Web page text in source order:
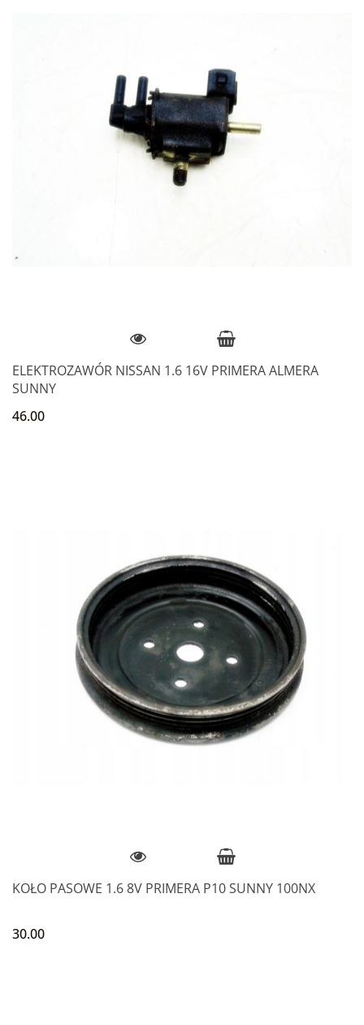
ELEKTROZAWÓR NISSAN 1.6 16V PRIMERA ALMERA
SUNNY
46.00
KOŁO PASOWE 1.6 8V PRIMERA P10 SUNNY 100NX
30.00